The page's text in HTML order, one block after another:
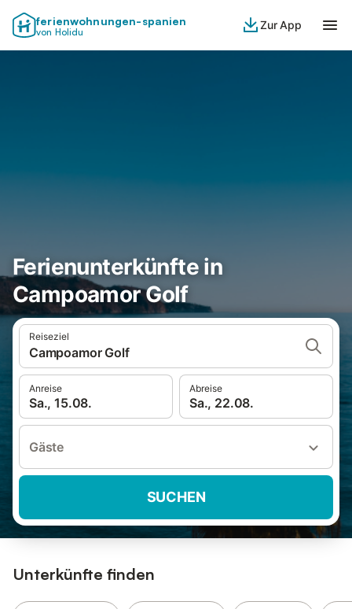
ferienwohnungen-spanien
von Holidu
Zur App
Ferienunterkünfte in
Campoamor Golf
Reiseziel
Campoamor Golf
Anreise
Sa., 15.08.
Abreise
Sa., 22.08.
Gäste
SUCHEN
Unterkünfte finden